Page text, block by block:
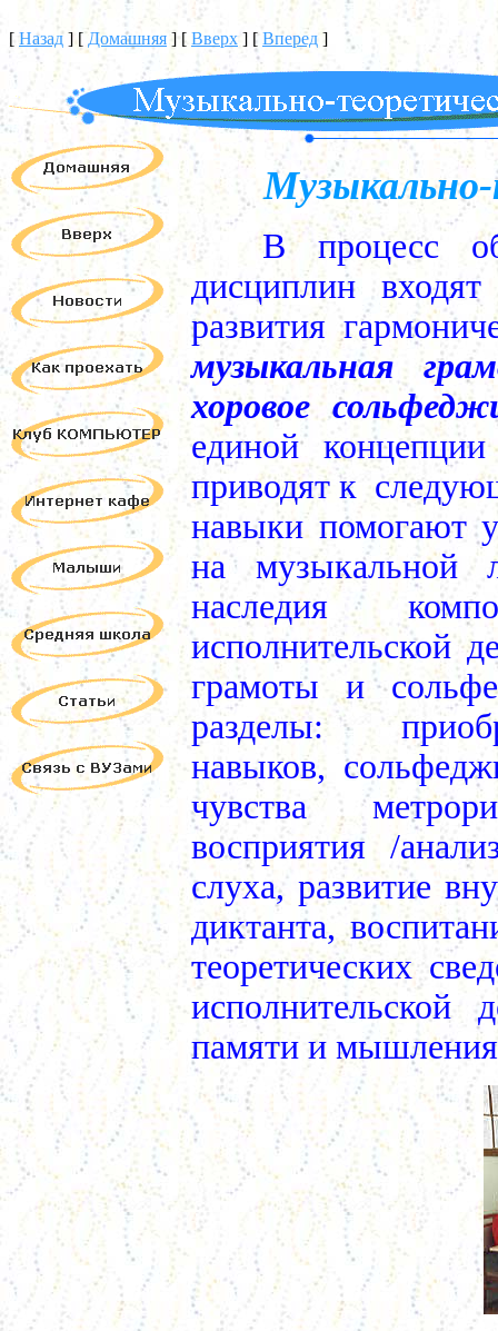
[ Назад ] [Домашняя ] [ Вверх ] [ Вперед ]
В процесс
дисциплин
развития
музыкальная
хоровое
единой
приводят к
навыки помогают
на музыкальной
наследия
исполнительской
грамоты и
разделы:
навыков,
чувства
восприятия /
слуха, развитие
диктанта,
теоретических
исполнительской
памяти и